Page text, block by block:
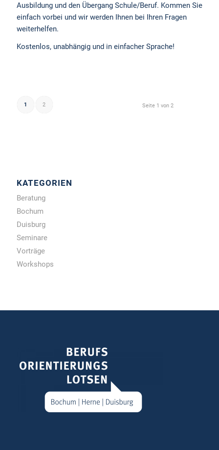
Ausbildung und den Übergang Schule/Beruf. Kommen Sie
einfach vorbei und wir werden Ihnen bei Ihren Fragen
weiterhelfen.
Kostenlos, unabhängig und in einfacher Sprache!
Seite 1 von 2
1 2
KATEGORIEN
Beratung
Bochum
Duisburg
Seminare
Vorträge
Workshops